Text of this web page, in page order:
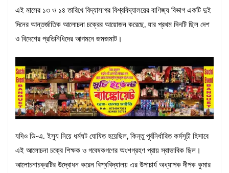
এই মাসের ১৩ ও ১৪ তারিখে বিদ্যাসাগর বিশ্ববিদ্যালয়ের বাণিজ্য বিভাগ একটি দুই
দিনের আন্তর্জাতিক আলোচনা চক্রের আয়োজন করেছে, যার প্রথম দিনটি ছিল দেশ
ও বিদেশের প্রতিনিধিদের আগমনে জমজমাট।
যদিও ডি-এ. ইস্যু নিয়ে ধর্মঘট ঘোষিত হয়েছিল, কিন্তু পূর্বনির্ধারিত কর্মসূচী হিসাবে
এই আলোচনা চক্রে শিক্ষক ও গবেষকগণের অংশগ্রহণ প্রায় স্বাভাবিক ছিল।
আলোচনাচক্রটির উদ্বোধন করেন বিশ্ববিদ্যালয় এর উপাচার্য অধ্যাপক দীপক কুমার